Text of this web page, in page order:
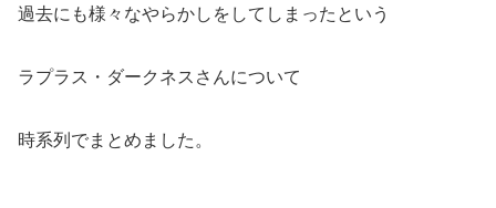
過去にも様々なやらかしをしてしまったという
ラプラス・ダークネスさんについて
時系列でまとめました。